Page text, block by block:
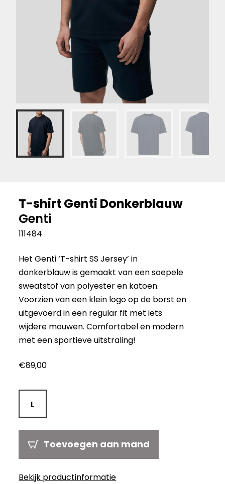
T-shirt Genti Donkerblauw
Genti
111484
Het Genti ‘T-shirt SS Jersey’ in
donkerblauw is gemaakt van een soepele
sweatstof van polyester en katoen.
Voorzien van een klein logo op de borst en
uitgevoerd in een regular fit met iets
wijdere mouwen. Comfortabel en modern
met een sportieve uitstraling!
€89,00
L
Toevoegen aan mand
Bekijk productinformatie